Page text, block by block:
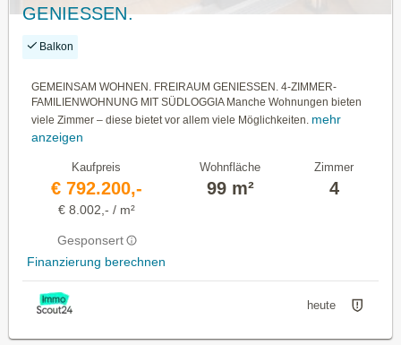
GENIESSEN.
Balkon
GEMEINSAM WOHNEN. FREIRAUM GENIESSEN. 4-ZIMMER-
FAMILIENWOHNUNG MIT SÜDLOGGIA Manche Wohnungen bieten
viele Zimmer – diese bietet vor allem viele Möglichkeiten. mehr
anzeigen
Kaufpreis
€ 792.200,-
€ 8.002,- / m²
Gesponsert
Finanzierung berechnen
Wohnfläche
99 m²
Zimmer
4
heute